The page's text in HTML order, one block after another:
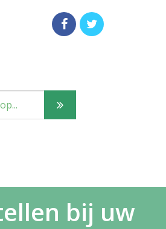
bij uw